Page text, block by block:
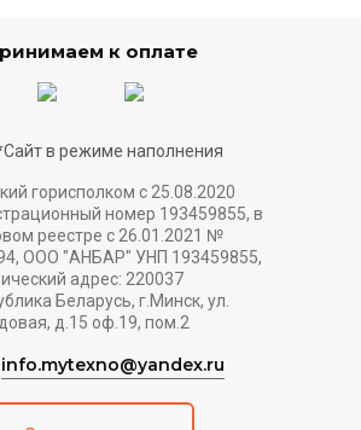
к оплате
в режиме наполнения
горисполком с 25.08.2020
номер 193459855, в
реестре с 26.01.2021 №
ООО "АНБАР" УНП 193459855,
адрес: 220037
Беларусь, г.Минск, ул.
д.15 оф.19, пом.2
info.mytexno@yandex.ru